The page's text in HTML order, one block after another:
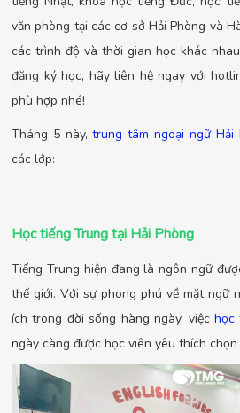
văn phòng tại các cơ sở Hải Phòng và
các trình độ và thời gian học khác
đăng ký học, hãy liên hệ ngay với
phù hợp nhé!
Tháng 5 này,trung tâm ngoại ngữ Hải
các lớp:
Học tiếng Trung tại Hải Phòng
Tiếng Trung hiện đang là ngôn ngữ
thế giới. Với sự phong phú về mặt ngữ
ích trong đời sống hàng ngày, việc học
ngày càng được học viên yêu thích chọn